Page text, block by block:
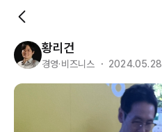
황리건
경영·비즈니스 ・ 2024.05.28